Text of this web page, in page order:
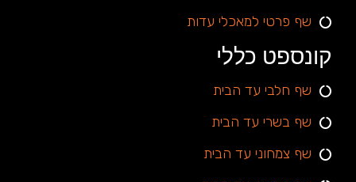
שף פרטי למאכלי עדות
קונספט כללי
שף חלבי עד הבית
שף בשרי עד הבית
שף צמחוני עד הבית